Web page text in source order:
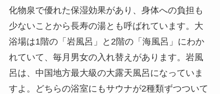
化物泉で優れた保湿効果があり、身体への負担も
少ないことから長寿の湯とも呼ばれています。大
浴場は1階の「岩風呂」と2階の「海風呂」にわか
れていて、毎月男女の入れ替えがあります。岩風
呂は、中国地方最大級の大露天風呂になっていま
すよ。どちらの浴室にもサウナが2種類ずつついて